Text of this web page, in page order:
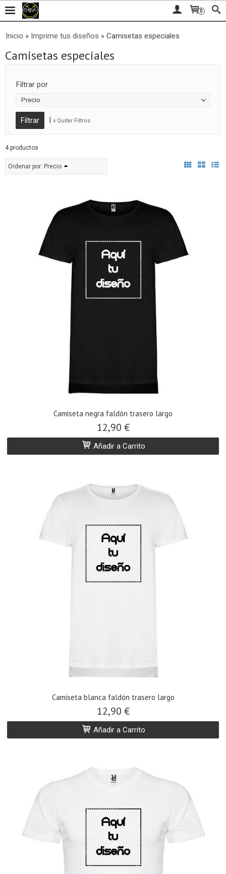
0
Inicio » Imprime tus diseños » Camisetas especiales
Camisetas especiales
Filtrar por
Precio
| x Quitar Filtros
4 productos
Ordenar por: Precio
​Camiseta negra faldón trasero largo
12,90 €
Añadir a Carrito
​Camiseta blanca faldón trasero largo
12,90 €
Añadir a Carrito